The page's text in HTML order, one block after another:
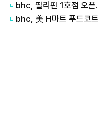
bhc, 필리핀 1호점 오